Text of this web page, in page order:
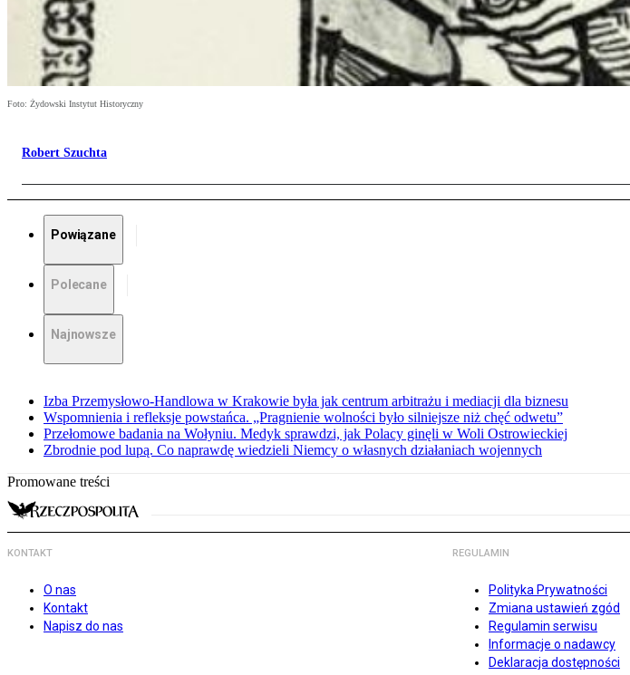
Foto: Żydowski Instytut Historyczny
Robert Szuchta
Powiązane
Polecane
Najnowsze
Izba Przemysłowo-Handlowa w Krakowie była jak centrum arbitrażu i mediacji dla biznesu
Wspomnienia i refleksje powstańca. „Pragnienie wolności było silniejsze niż chęć odwetu”
Przełomowe badania na Wołyniu. Medyk sprawdzi, jak Polacy ginęli w Woli Ostrowieckiej
Zbrodnie pod lupą. Co naprawdę wiedzieli Niemcy o własnych działaniach wojennych
Promowane treści
KONTAKT
O nas
Kontakt
Napisz do nas
REGULAMIN
Polityka Prywatności
Zmiana ustawień zgód
Regulamin serwisu
Informacje o nadawcy
Deklaracja dostępności